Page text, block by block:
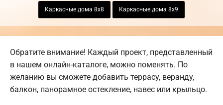
Каркасные дома 8х8 Каркасные дома 8х9
Обратите внимание! Каждый проект, представленный
в нашем онлайн-каталоге, можно поменять. По
желанию вы сможете добавить террасу, веранду,
балкон, панорамное остекление, навес или крыльцо.